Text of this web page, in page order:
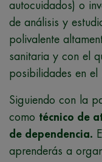
autocuidados) o
de análisis y
polivalente
sanitaria y con el
posibilidades en el
Siguiendo con la
como técnico de
de dependencia.
aprenderás a